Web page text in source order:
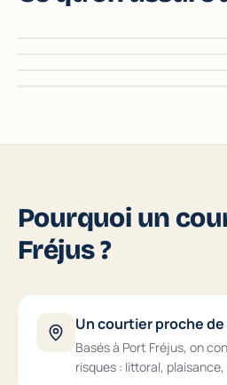
Pourquoi un
Fréjus ?
Un courtier proche
Basés à Port Fréjus, on
risques : littoral,